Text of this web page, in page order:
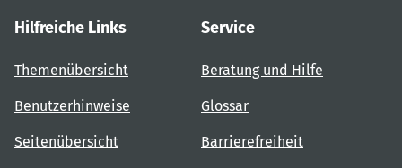
Hilfreiche Links
Themenübersicht
Benutzerhinweise
Seitenübersicht
Service
Beratung und Hilfe
Glossar
Barrierefreiheit